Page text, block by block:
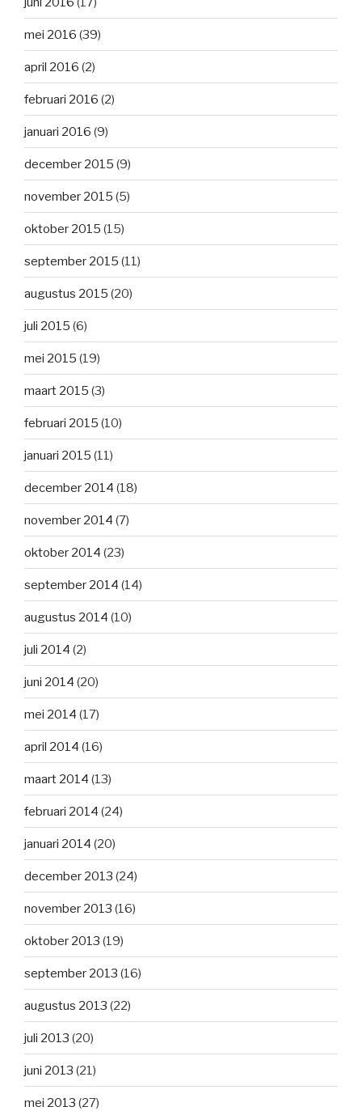
mei 2016 (39)
april 2016 (2)
februari 2016 (2)
januari 2016 (9)
december 2015 (9)
november 2015 (5)
oktober 2015 (15)
september 2015 (11)
augustus 2015 (20)
juli 2015 (6)
mei 2015 (19)
maart 2015 (3)
februari 2015 (10)
januari 2015 (11)
december 2014 (18)
november 2014 (7)
oktober 2014 (23)
september 2014 (14)
augustus 2014 (10)
juli 2014 (2)
juni 2014 (20)
mei 2014 (17)
april 2014 (16)
maart 2014 (13)
februari 2014 (24)
januari 2014 (20)
december 2013 (24)
november 2013 (16)
oktober 2013 (19)
september 2013 (16)
augustus 2013 (22)
juli 2013 (20)
juni 2013 (21)
mei 2013 (27)